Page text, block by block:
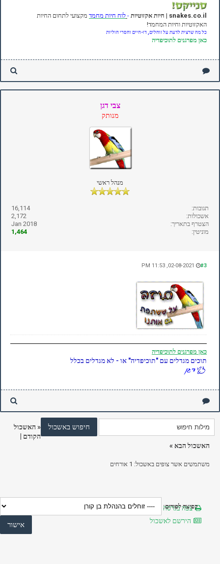
snakes.co.il | חיות אקזוטיות - לוח חיות מחמד מקצועי לתחום החיות
האקזוטיות וחיות המחמד!
כל מה שרצית לדעת על זוחלים, דו-חיים וחסרי חוליות
כאן מפרגנים לתוכיפדיה
צבי דגן
מנותק
מנהל ראשי
תגובות:
16,114
אשכולות:
2,172
הצטרף בתאריך:
Jan 2018
מוניטין:
1,464
#3
כאן מפרגנים לתוכיפדיה
תוכים מגדלים עם "תוכיפדיה" או - לא מגדלים בכלל
« האשכול
הקודם
האשכול הבא »
משתמשים אשר צופים באשכול: 1 אורחים
צפה בגרסה מותאמת להדפסה
הירשם לאשכול
קפיצה לפורום: